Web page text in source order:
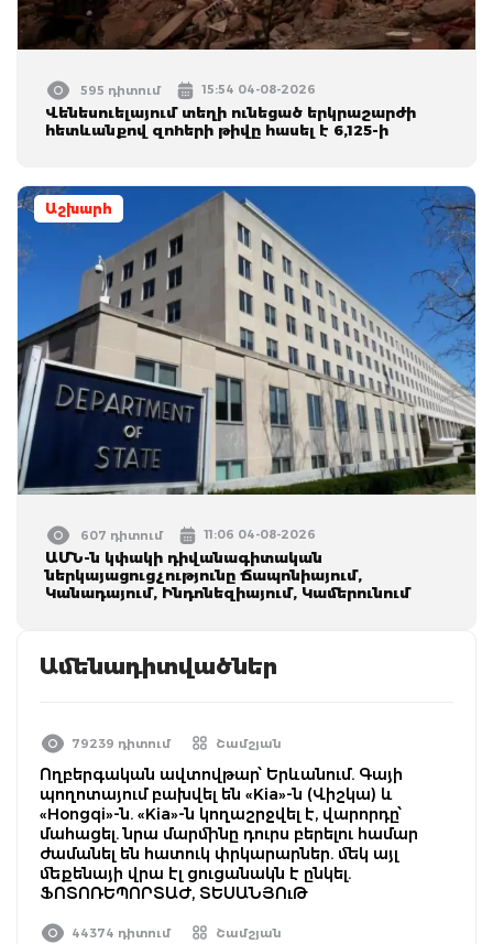
595 դիտում 15:54 04-08-2026
Վենեսուելայում տեղի ունեցած երկրաշարժի
հետևանքով զnhերի թիվը հասել է 6,125-ի
Աշխարհ
607 դիտում 11:06 04-08-2026
ԱՄՆ-ն կփակի դիվանագիտական
ներկայացուցչությունը Ճապոնիայում,
Կանադայում, Ինդոնեզիայում, Կամերունում
Ամենադիտվածներ
79239 դիտում Շամշյան
Ողբերգական ավտովթար՝ Երևանում. Գայի
պողոտայում բախվել են «Kia»-ն (Վիշկա) և
«Hongqi»-ն. «Kia»-ն կողաշրջվել է, վարորդը՝
մահացել. նրա մարմինը դուրս բերելու համար
ժամանել են հատուկ փրկարարներ. մեկ այլ
մեքենայի վրա էլ ցուցանակն է ընկել.
ՖՈՏՈՌԵՊՈՐՏԱԺ, ՏԵՍԱՆՅՈւԹ
44374 դիտում Շամշյան